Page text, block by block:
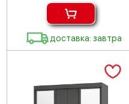
доставка: завтра